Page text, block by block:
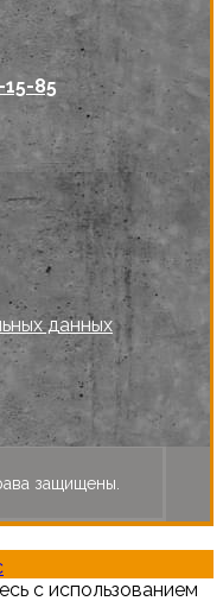
15-85
данных
защищены.
с использованием